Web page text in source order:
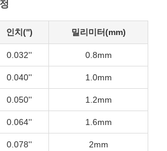
인치('') 밀리미터(mm)
0.032'' 0.8mm
0.040'' 1.0mm
0.050'' 1.2mm
0.064'' 1.6mm
0.078'' 2mm